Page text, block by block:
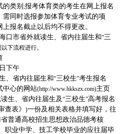
的类别 ;报考体育类的考生在网上报名
同时选报参加体育专业考试的项
报名截止以后均不得更改。
口市省外就读生、省内往届生和“三
下流程进行。
下午
、省内往届生和“三校生”考生报名
中心的网站(http://www.hkkszx.com)主页
生、省内往届生及“三校生”高考报名
查表》 )一份及相关表格并填写好，往
普通高校招生思想政治品德考核
职业中学、技工学校毕业的应往届毕